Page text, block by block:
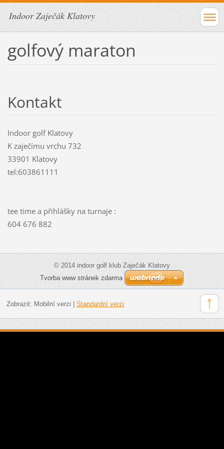
Indoor Zaječák Klatovy
golfový maraton
Kontakt
Indoor golf Klatovy
K zaječímu vrchu 732
33901 Klatovy
tel:603861111
tee time a přihlášky na turnaje :
604 676 882
© 2014 indoor golf klub Zaječák Klatovy
Tvorba www stránek zdarma
Zobrazit: Mobilní verzi Standardní verzi